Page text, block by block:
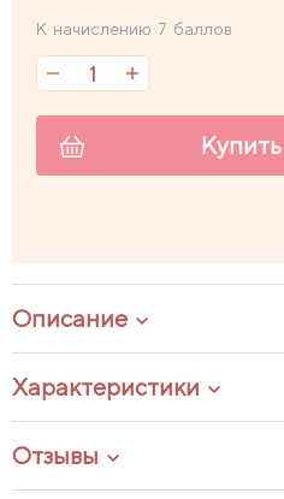
К начислению 7 баллов
Купить
Описание
Характеристики
Отзывы